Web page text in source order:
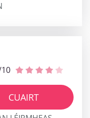
CUAIRT